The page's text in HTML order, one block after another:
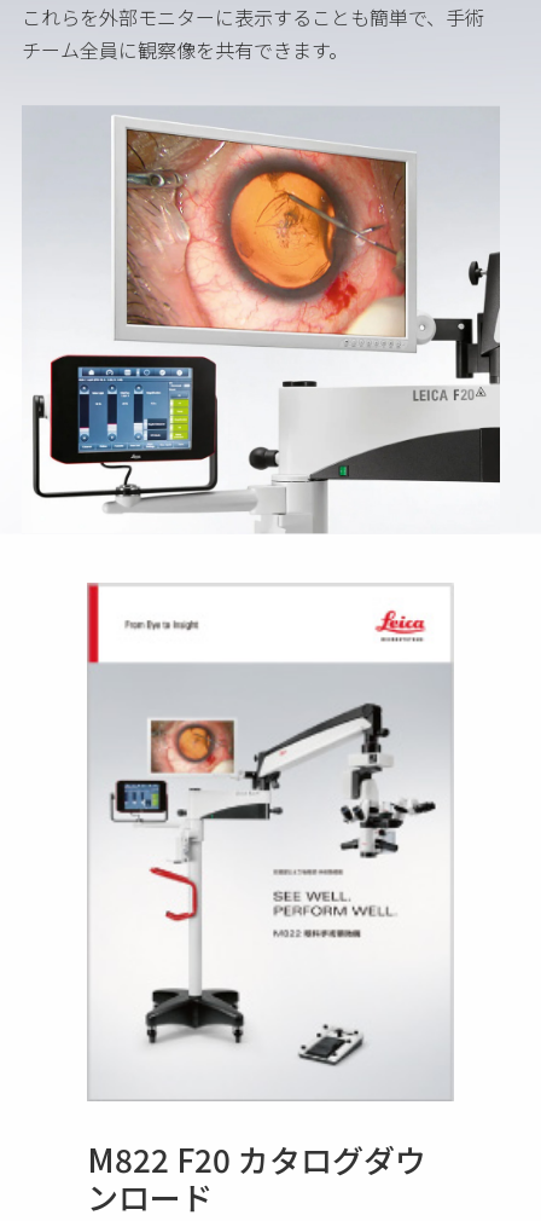
これらを外部モニターに表示することも簡単で、手術
チーム全員に観察像を共有できます。
M822 F20 カタログダウ
ンロード